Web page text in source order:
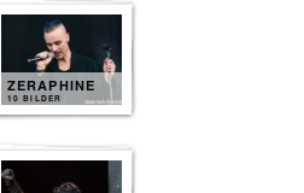
ZERAPHINE
10 BILDER